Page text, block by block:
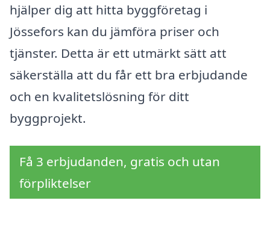
hjälper dig att hitta byggföretag i
Jössefors kan du jämföra priser och
tjänster. Detta är ett utmärkt sätt att
säkerställa att du får ett bra erbjudande
och en kvalitetslösning för ditt
byggprojekt.
Få 3 erbjudanden, gratis och utan
förpliktelser